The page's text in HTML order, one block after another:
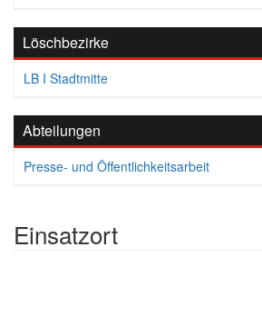
Löschbezirke
LB I Stadtmitte
Abteilungen
Presse- und Öffentlichkeitsarbeit
Einsatzort